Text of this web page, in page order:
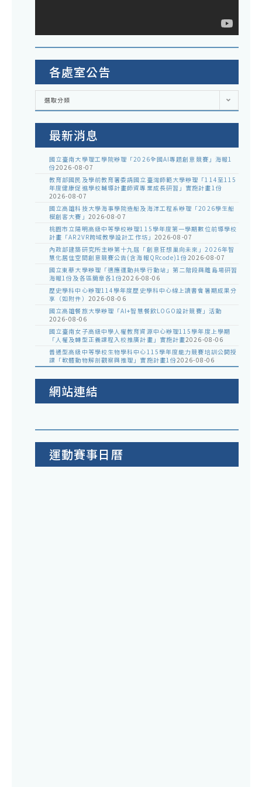
各處室公告
各
室
選取分類
最新消息
國立臺南大學理工學院辦理「2026全國AI專題創意競賽」海報1
份2026-08-07
教育部國民及學前教育署委請國立臺灣師範大學辦理「114至115
年度健康促進學校輔導計畫師資專業成長研習」實施計畫1份
2026-08-07
國立高雄科技大學海事學院造船及海洋工程系辦理「2026學生船
模創客大賽」 2026-08-07
桃園市立陽明高級中等學校辦理115學年度第一學期數位前導學校
計畫「AR2VR跨域教學設計工作坊」 2026-08-07
內政部建築研究所主辦第十九屆「創意狂想巢向未來」2026年智
慧化居住空間創意競賽公告(含海報QRcode)1份2026-08-07
國立東華大學辦理「適應運動共學行動站」第二階段與離島場研習
海報1份及各區簡章各1份2026-08-06
歷史學科中心辦理114學年度歷史學科中心線上讀書會暑期成果分
享（如附件） 2026-08-06
國立高雄餐旅大學辦理「AI+智慧餐飲LOGO設計競賽」活動
2026-08-06
國立臺南女子高級中學人權教育資源中心辦理115學年度上學期
「人權及轉型正義課程入校推廣計畫」實施計畫2026-08-06
普通型高級中等學校生物學科中心115學年度能力競賽培訓公開授
課「軟體動物解剖觀察與推理」實施計畫1份2026-08-06
網站連結
運動賽事日曆